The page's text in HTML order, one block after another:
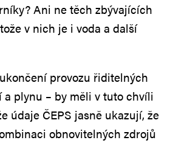
Ani ne těch zbývajících
v nich je i voda a další
provozu řiditelných
plynu – by měli v tuto chvíli
údaje ČEPS jasně ukazují, že
obnovitelných zdrojů